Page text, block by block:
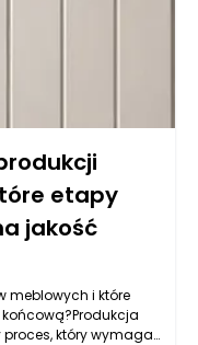
etapy
jakość
meblowych i które
który wymaga